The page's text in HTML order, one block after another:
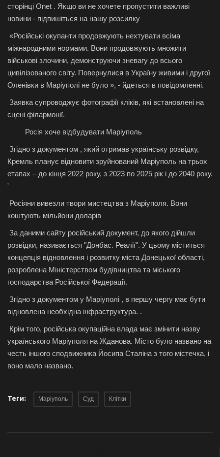
сторінці Onet . Якщо ви не хочете пропустити важливі
новини - підпишіться на нашу розсилку
«Російські окупанти продовжують нехтувати всіма
міжнародними нормами. Вони продовжують множити
військові злочини, демонструючи зневагу до всього
цивілізованого світу. Повернулися в Україну живими і другої
Оленівки в Маріуполі не було », - йдеться в повідомленні.
Заявка супроводжує фотографії кліків, які встановлені на
сцені філармонії.
Росія хоче відбудувати Маріуполь
Згідно з документом , який отримав українську розвідку,
Кремль планує відновити зруйнований Маріуполь на трьох
етапах – до кінця 2022 року, з 2023 по 2025 рік і до 2040 року.
'
Росіяни вивезли твори мистецтва з Маріуполя. Вони
коштують мільйони доларів
За даними сайту російський документ, до якого дійшли
розвідки, називається "Донбас. Реалії". У цьому міститься
концепція відновлення і розвитку міста Донецької області,
розроблена Міністерством будівництва та міського
господарства Російської Федерації.
Згідно з документом у Маріуполі , в першу чергу має бути
відновлена ​​необхідна інфраструктура. .
Крім того, російська окупаційна влада має змінити назву
українського Маріуполя на Жданова. Місто було названо на
честь іншого сподвижника Йосипа Сталіна з того містечка, і
воно мало названо.
Теги: Маріуполь Суд Клітки